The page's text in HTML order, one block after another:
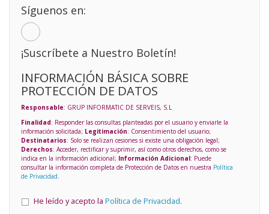
Síguenos en:
¡Suscríbete a Nuestro Boletín!
INFORMACIÓN BÁSICA SOBRE
PROTECCIÓN DE DATOS
Responsable: GRUP INFORMATIC DE SERVEIS, S.L
Finalidad: Responder las consultas planteadas por el usuario y enviarle la
información solicitada; Legitimación: Consentimiento del usuario;
Destinatarios: Solo se realizan cesiones si existe una obligación legal;
Derechos: Acceder, rectificar y suprimir, así como otros derechos, como se
indica en la información adicional; Información Adicional: Puede
consultar la información completa de Protección de Datos en nuestra Política
de Privacidad.
He leído y acepto la Política de Privacidad.